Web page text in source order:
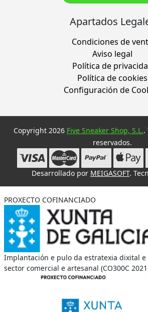
Apartados
Condiciones de
Aviso legal
Política de
Política de cookies
Configuración de
Copyright 2026 Five Sneaker Shop, S.L..
reservados.
Desarrollado por MEIGASOFT.
PROXECTO COFINANCIADO
Implantación e pulo da estratexia dixital
sector comercial e artesanal (CO300C